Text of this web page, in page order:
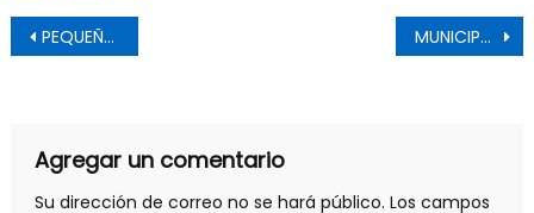
Navegación de entradas
PEQUEÑOS AGRICULTORES RECIBEN CON ALEGRÍA ESTANQUES ACUMULADORES DE AGUA PARA SUS TRABAJOS MUNICIPALIDAD DE SAN FERNANDO LANZÓ CAMPAÑA PARA EL PROCESO DE PERMISO DE CIRCULACIÓN 2022
Agregar un comentario
Su dirección de correo no se hará público. Los campos